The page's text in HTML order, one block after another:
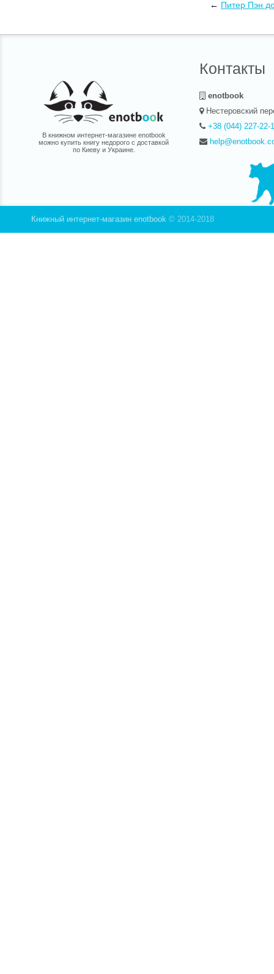
← Питер Пэн
В книжном интернет-магазине enotbook
можно купить книгу недорого с доставкой
по Киеву и Украине.
Контакты
enotbook
Нестеровский
+38 (044) 227-22-
Книжный интернет-магазин enotbook © 2014-2018